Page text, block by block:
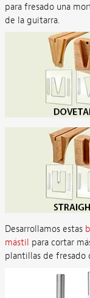
para fresado una
de la guitarra.
Desarrollamos estas
mástil para cortar
plantillas de fresado